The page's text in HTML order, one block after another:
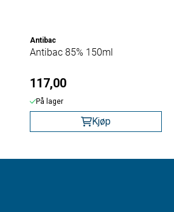
Antibac
Antibac 85% 150ml
117,00
På lager
Kjøp